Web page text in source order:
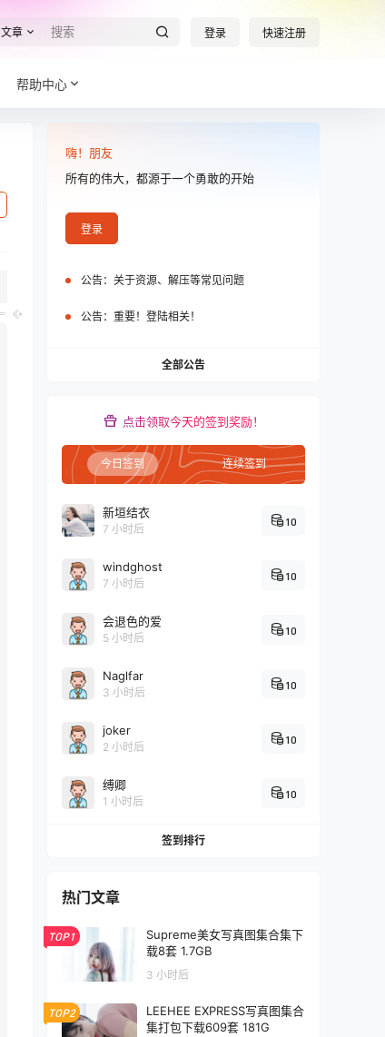
文章 登录 快速注册
帮助中心
嗨！朋友
所有的伟大，都源于一个勇敢的开始
登录
公告： 关于资源、解压等常见问题
公告： 重要！登陆相关！
全部公告
点击领取今天的签到奖励！
今日签到 连续签到
新垣结衣
7 小时后
10
windghost
7 小时后
10
会退色的爱
5 小时后
10
Naglfar
3 小时后
10
joker
2 小时后
10
缚卿
1 小时后
10
签到排行
热门文章
TOP1
Supreme美女写真图集合集下
载8套 1.7GB
3 小时后
TOP2
LEEHEE EXPRESS写真图集合
集打包下载609套 181G